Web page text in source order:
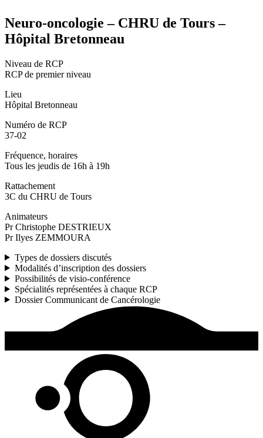
Neuro-oncologie – CHRU de Tours –
Hôpital Bretonneau
Niveau de RCP
RCP de premier niveau
Lieu
Hôpital Bretonneau
Numéro de RCP
37-02
Fréquence, horaires
Tous les jeudis de 16h à 19h
Rattachement
3C du CHRU de Tours
Animateurs
Pr Christophe DESTRIEUX
Pr Ilyes ZEMMOURA
Types de dossiers discutés
Modalités d’inscription des dossiers
Possibilités de visio-conférence
Spécialités représentées à chaque RCP
Dossier Communicant de Cancérologie